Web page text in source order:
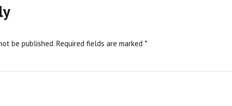
be published. Required fields are marked *